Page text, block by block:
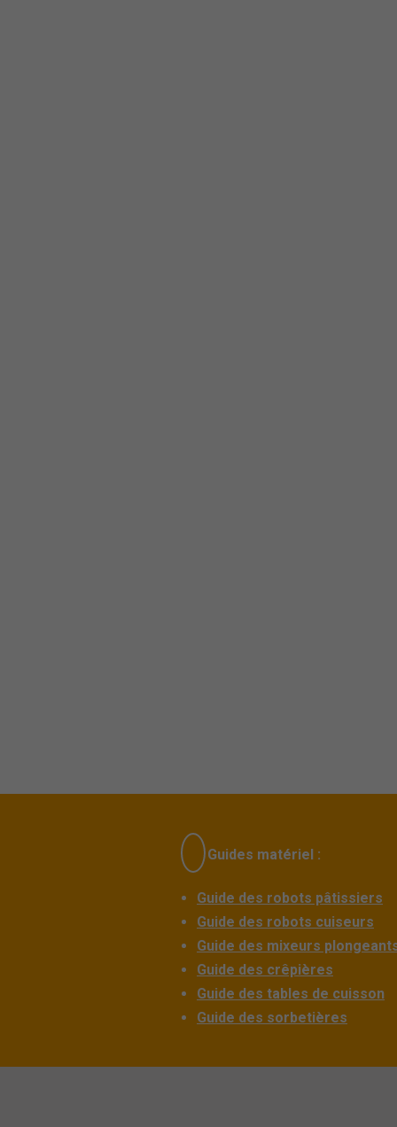
Guides matériel :
Guide des robots pâtissiers
Guide des robots cuiseurs
Guide des mixeurs
Guide des crêpières
Guide des tables de cuisson
Guide des sorbetières